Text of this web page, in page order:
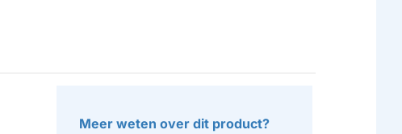
Meer weten over dit product?